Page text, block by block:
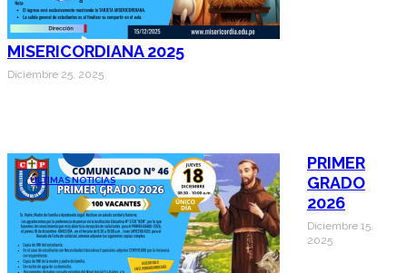
MISERICORDIANA 2025
Diciembre 25, 2025
ÚLTIMAS NOTICIAS
PRIMER
GRADO
2026
Diciembre 15,
2025